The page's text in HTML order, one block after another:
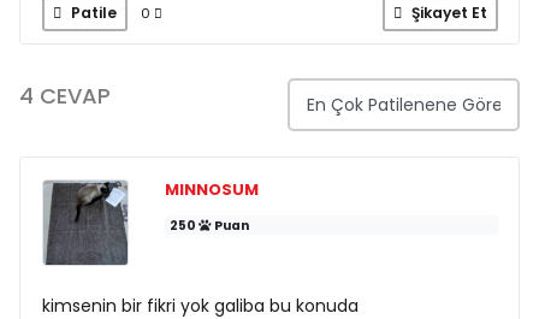
Patile 0 Şikayet Et
4 CEVAP
MINNOSUM
250 Puan
kimsenin bir fikri yok galiba bu konuda